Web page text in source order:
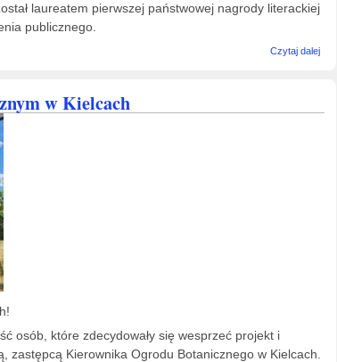
laureatem pierwszej państwowej nagrody literackiej
publicznego.
Czytaj dalejwpis
w Kielcach
osób, które zdecydowały się wesprzeć projekt i
zastępcą Kierownika Ogrodu Botanicznego w Kielcach.